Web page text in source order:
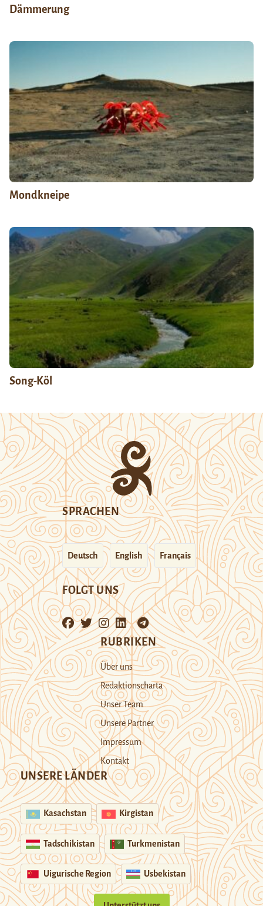
Dämmerung
Mondkneipe
Song-Köl
SPRACHEN
Deutsch English Français
FOLGT UNS
RUBRIKEN
Über uns
Redaktionscharta
Unser Team
Unsere Partner
Impressum
Kontakt
UNSERE LÄNDER
Kasachstan Kirgistan
Tadschikistan Turkmenistan
Uigurische Region Usbekistan